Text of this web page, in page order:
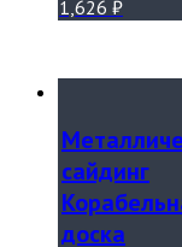
1,626 ₽
сайдинг
доска